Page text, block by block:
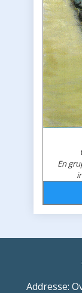
En
Addresse: